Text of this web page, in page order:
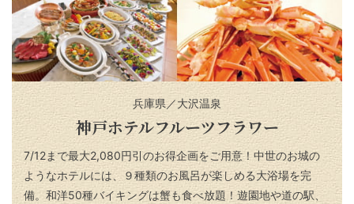
兵庫県／大沢温泉
神戸ホテルフルーツフラワー
7/12まで最大2,080円引のお得企画をご用意！中世のお城の
ようなホテルには、９種類のお風呂が楽しめる大浴場を完
備。和洋50種バイキングは蟹も食べ放題！遊園地や道の駅、